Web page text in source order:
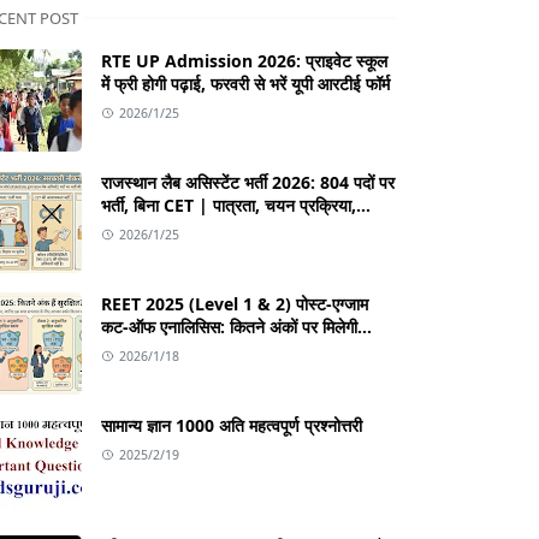
POST
RTE UP Admission 2026: प्राइवेट स्कूल
में फ्री होगी पढ़ाई, फरवरी से भरें यूपी आरटीई फॉर्म
2026/1/25
राजस्थान लैब असिस्टेंट भर्ती 2026: 804 पदों पर
भर्ती, बिना CET | पात्रता, चयन प्रक्रिया,
सिलेबस
2026/1/25
REET 2025 (Level 1 & 2) पोस्ट-एग्जाम
कट-ऑफ एनालिसिस: कितने अंकों पर मिलेगी
सफलता?
2026/1/18
सामान्य ज्ञान 1000 अति महत्वपूर्ण प्रश्नोत्तरी
2025/2/19